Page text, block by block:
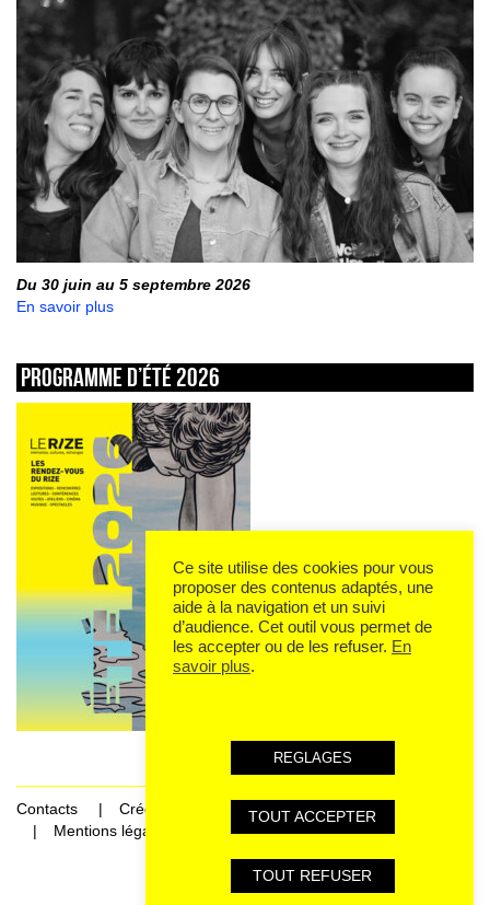
Du 30 juin au 5 septembre 2026
En savoir plus
Programme d’été 2026
Contacts
Crédits
Mentions légales et données personnelles
Ce site utilise des cookies pour vous
proposer des contenus adaptés, une
aide à la navigation et un suivi
d’audience. Cet outil vous permet de
les accepter ou de les refuser. En
savoir plus.
REGLAGES
TOUT ACCEPTER
TOUT REFUSER